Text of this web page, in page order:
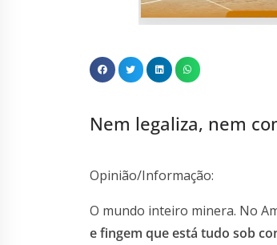
Nem legaliza, nem
Opinião/Informação:
O mundo inteiro minera. No
e fingem que está tudo sob